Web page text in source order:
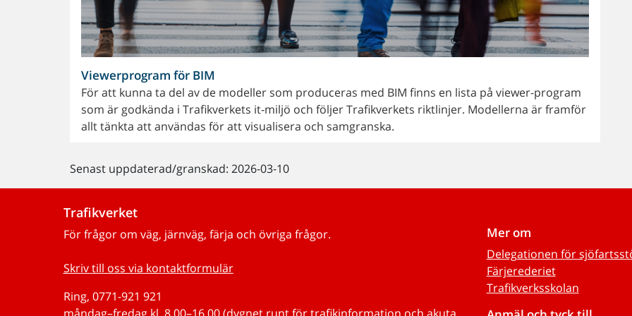
Viewerprogram för BIM
För att kunna ta del av de modeller som produceras med BIM finns en lista på viewer-program
som är godkända i Trafikverkets it-miljö och följer Trafikverkets riktlinjer. Modellerna är framför
allt tänkta att användas för att visualisera och samgranska.
Senast uppdaterad/granskad: 2026-03-10
Trafikverket
För frågor om väg, järnväg, färja och övriga frågor.
Skriv till oss via kontaktformulär
Ring, 0771-921 921
Mer om
Delegationen för
Färjerederiet
Trafikverksskolan